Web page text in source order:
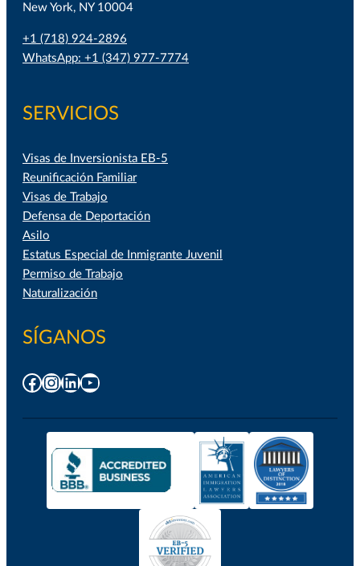
New York, NY 10004
+1 (718) 924-2896
WhatsApp: +1 (347) 977-7774
SERVICIOS
Visas de Inversionista EB-5
Reunificación Familiar
Visas de Trabajo
Defensa de Deportación
Asilo
Estatus Especial de Inmigrante Juvenil
Permiso de Trabajo
Naturalización
SÍGANOS
Facebook
Instagram
LinkedIn
YouTube